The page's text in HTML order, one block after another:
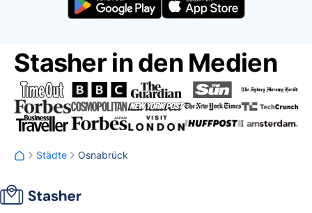
Stasher in den Medien
Städte Osnabrück